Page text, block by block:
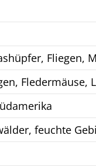
Fliegen,
Fledermäuse,
feuchte